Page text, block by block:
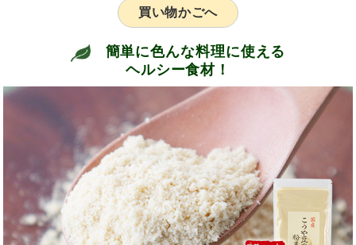
買い物かごへ
簡単に色んな料理に使える
ヘルシー食材！